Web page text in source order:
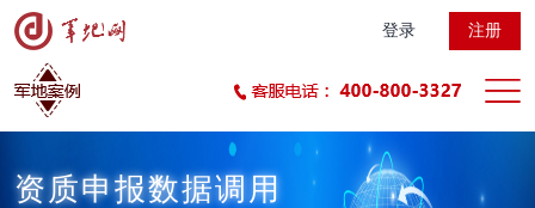
登录 注册
资质申报数据调用